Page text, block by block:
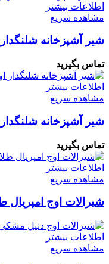
اطلاعات بیشتر
مشاهده سریع
شیر آشپزخانه
تماس بگیرید
اطلاعات بیشتر
مشاهده سریع
شیر آشپزخانه
تماس بگیرید
اطلاعات بیشتر
مشاهده سریع
شیرالات اوج امپریال
اطلاعات بیشتر
مشاهده سریع